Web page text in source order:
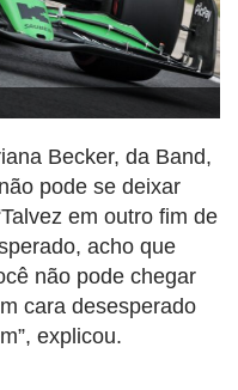
Becker, da Band,
pode se deixar
em outro fim de
acho que
não pode chegar
cara desesperado
explicou.